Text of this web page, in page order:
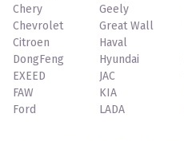
Chery
Chevrolet
Citroen
DongFeng
EXEED
FAW
Ford
Geely
Great Wall
Haval
Hyundai
JAC
KIA
LADA